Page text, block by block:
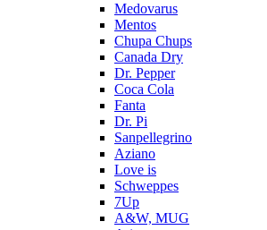
Medovarus
Mentos
Chupa Chups
Canada Dry
Dr. Pepper
Coca Cola
Fanta
Dr. Pi
Sanpellegrino
Aziano
Love is
Schweppes
7Up
A&W, MUG